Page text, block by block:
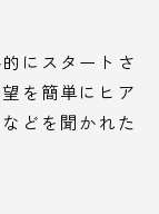
にスタートさ
を簡単にヒア
どを聞かれた